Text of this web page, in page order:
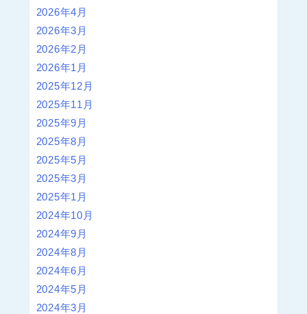
2026年4月
2026年3月
2026年2月
2026年1月
2025年12月
2025年11月
2025年9月
2025年8月
2025年5月
2025年3月
2025年1月
2024年10月
2024年9月
2024年8月
2024年6月
2024年5月
2024年3月